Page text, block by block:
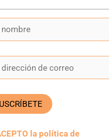
la política de